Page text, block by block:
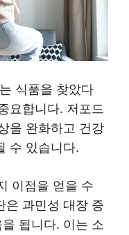
식품을 찾았다
요합니다. 저포드
을 완화하고 건강
수 있습니다.
이점을 얻을 수
은 과민성 대장 증
됩니다. 이는 소